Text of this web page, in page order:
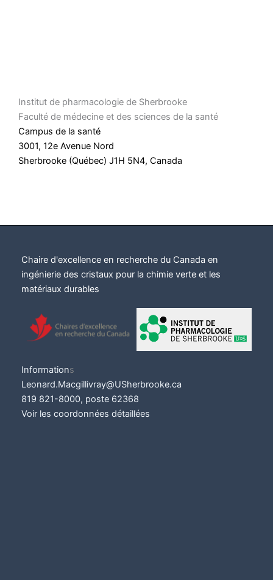
Institut de pharmacologie de Sherbrooke
Faculté de médecine et des sciences de la santé
Campus de la santé
3001, 12e Avenue Nord
Sherbrooke (Québec) J1H 5N4, Canada
Chaire d'excellence en recherche du Canada en
ingénierie des cristaux pour la chimie verte et les
matériaux durables
Informations
Leonard.Macgillivray@USherbrooke.ca
819 821-8000, poste 62368
Voir les coordonnées détaillées